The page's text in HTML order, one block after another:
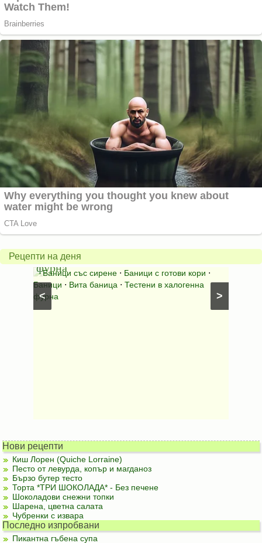
Рецепти на деня
>
<
Вита
баница
в
халогенна
фурна
Баници със сирене ⋅ Баници с готови кори ⋅
Баници ⋅ Вита баница ⋅ Тестени в халогенна
фурна
за
Нови рецепти
Киш Лорен (Quiche Lorraine)
Песто от левурда, копър и магданоз
Бързо бутер тесто
Торта *ТРИ ШОКОЛАДА* - Без печене
Шоколадови снежни топки
Шарена, цветна салата
Чубренки с извара
Последно изпробвани
Пикантна гъбена супа